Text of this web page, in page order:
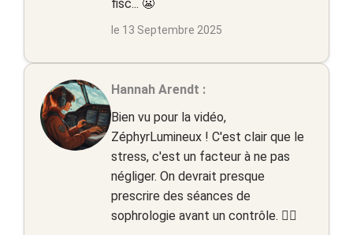
fisc... 😬
le 13 Septembre 2025
Hannah Arendt :
Bien vu pour la vidéo,
ZéphyrLumineux ! C'est clair que le
stress, c'est un facteur à ne pas
négliger. On devrait presque
prescrire des séances de
sophrologie avant un contrôle. 🧘‍♀️